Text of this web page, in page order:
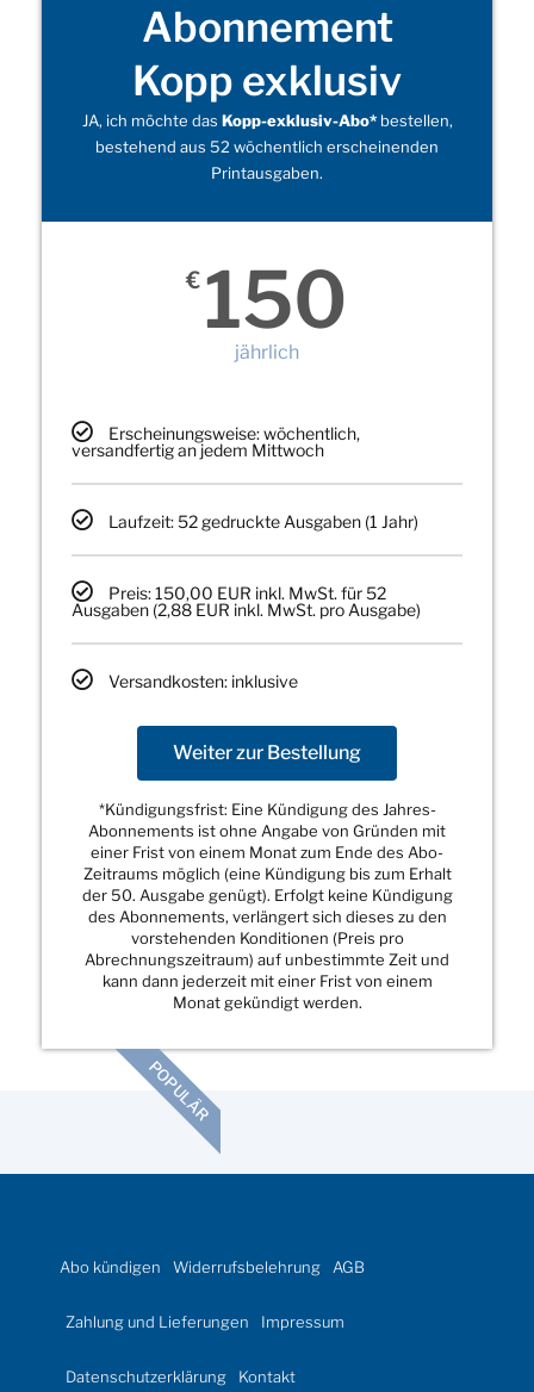
Abonnement
Kopp exklusiv
JA, ich möchte das Kopp-exklusiv-Abo*bestellen,
bestehend aus 52 wöchentlich erscheinenden
Printausgaben.
€ 150
jährlich
Erscheinungsweise: wöchentlich,
versandfertig an jedem Mittwoch
Laufzeit: 52 gedruckte Ausgaben (1 Jahr)
Preis: 150,00 EUR inkl. MwSt. für 52
Ausgaben (2,88 EUR inkl. MwSt. pro Ausgabe)
Versandkosten: inklusive
Weiter zur Bestellung
*Kündigungsfrist: Eine Kündigung des Jahres-
Abonnements ist ohne Angabe von Gründen mit
einer Frist von einem Monat zum Ende des Abo-
Zeitraums möglich (eine Kündigung bis zum Erhalt
der 50. Ausgabe genügt). Erfolgt keine Kündigung
des Abonnements, verlängert sich dieses zu den
vorstehenden Konditionen (Preis pro
Abrechnungszeitraum) auf unbestimmte Zeit und
kann dann jederzeit mit einer Frist von einem
Monat gekündigt werden.
POPULÄR
Abo kündigen Widerrufsbelehrung AGB
Zahlung und Lieferungen Impressum
Datenschutzerklärung Kontakt